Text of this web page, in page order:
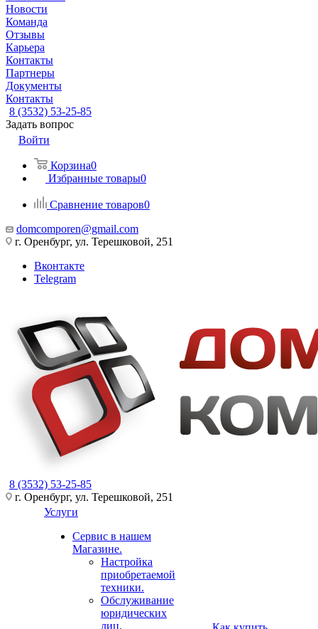
Новости
Команда
Отзывы
Карьера
Контакты
Партнеры
Документы
Контакты
8 (3532) 53-25-85
Задать вопрос
Войти
Корзина0
Избранные товары0
Сравнение товаров0
domcomporen@gmail.com
г. Оренбург, ул. Терешковой, 251
Вконтакте
Telegram
8 (3532) 53-25-85
г. Оренбург, ул. Терешковой, 251
Услуги
Сервис в нашем
Магазине.
Настройка
приобретаемой
техники.
Обслуживание
юридических
лиц.